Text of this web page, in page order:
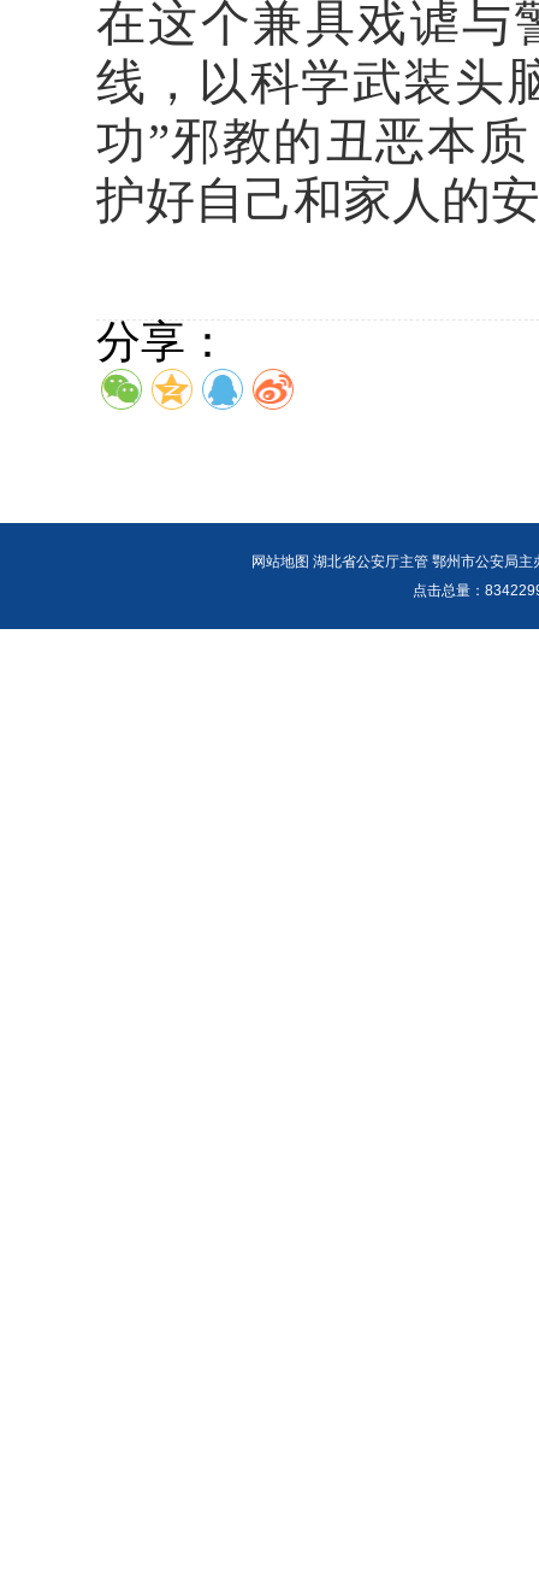
在这个兼具戏谑与
线，以科学武装头
功”邪教的丑恶本
护好自己和家人的
分享：
网站地图 湖北省公安厅主管 鄂州市公安局
点击总量：